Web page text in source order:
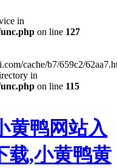
in
on line 127
cache/b7/659c2/
in
on line 115
黄鸭网站入
载,小黄鸭黄